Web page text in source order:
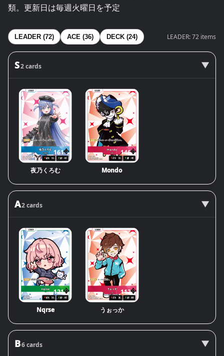
類。更新日は毎週火曜日を予定
LEADER (72) ACE (36) DECK (24) LEADER: 72 items
S2 cards
161
夜乃くろむ
146
Mondo
A2 cards
121
Nqrse
112
うぉっか
B6 cards